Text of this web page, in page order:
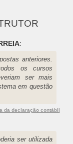
:
anteriores.
os cursos
ser mais
em questão
da declaração contábil
ser utilizada